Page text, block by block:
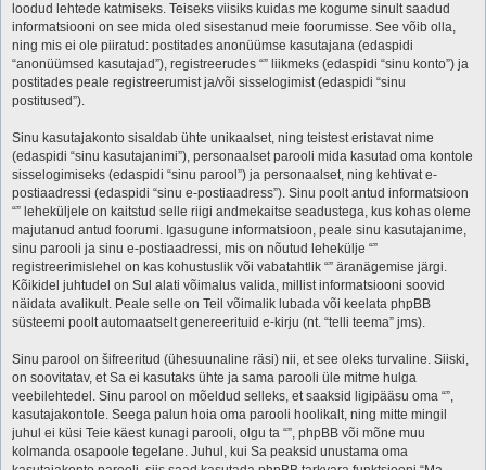
loodud lehtede katmiseks. Teiseks viisiks kuidas me kogume sinult saadud
informatsiooni on see mida oled sisestanud meie foorumisse. See võib olla,
ning mis ei ole piiratud: postitades anonüümse kasutajana (edaspidi
“anonüümsed kasutajad”), registreerudes “” liikmeks (edaspidi “sinu konto”) ja
postitades peale registreerumist ja/või sisselogimist (edaspidi “sinu
postitused”).
Sinu kasutajakonto sisaldab ühte unikaalset, ning teistest eristavat nime
(edaspidi “sinu kasutajanimi”), personaalset parooli mida kasutad oma kontole
sisselogimiseks (edaspidi “sinu parool”) ja personaalset, ning kehtivat e-
postiaadressi (edaspidi “sinu e-postiaadress”). Sinu poolt antud informatsioon
“” leheküljele on kaitstud selle riigi andmekaitse seadustega, kus kohas oleme
majutanud antud foorumi. Igasugune informatsioon, peale sinu kasutajanime,
sinu parooli ja sinu e-postiaadressi, mis on nõutud lehekülje “”
registreerimislehel on kas kohustuslik või vabatahtlik “” äranägemise järgi.
Kõikidel juhtudel on Sul alati võimalus valida, millist informatsiooni soovid
näidata avalikult. Peale selle on Teil võimalik lubada või keelata phpBB
süsteemi poolt automaatselt genereerituid e-kirju (nt. “telli teema” jms).
Sinu parool on šifreeritud (ühesuunaline räsi) nii, et see oleks turvaline. Siiski,
on soovitatav, et Sa ei kasutaks ühte ja sama parooli üle mitme hulga
veebilehtedel. Sinu parool on mõeldud selleks, et saaksid ligipääsu oma “”,
kasutajakontole. Seega palun hoia oma parooli hoolikalt, ning mitte mingil
juhul ei küsi Teie käest kunagi parooli, olgu ta “”, phpBB või mõne muu
kolmanda osapoole tegelane. Juhul, kui Sa peaksid unustama oma